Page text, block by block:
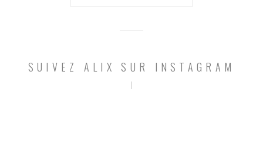
SUIVEZ ALIX SUR INSTAGRAM